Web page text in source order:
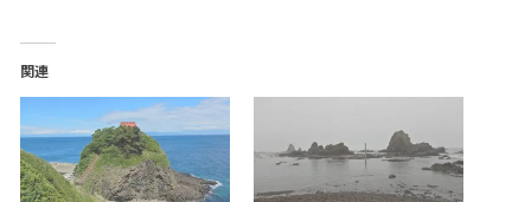
関連